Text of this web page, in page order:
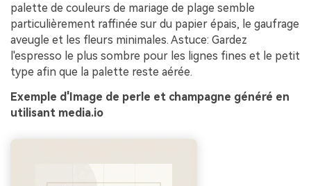
palette de couleurs de mariage de plage semble
particulièrement raffinée sur du papier épais, le gaufrage
aveugle et les fleurs minimales. Astuce: Gardez
l'espresso le plus sombre pour les lignes fines et le petit
type afin que la palette reste aérée.
Exemple d'Image de perle et champagne généré en
utilisant media.io